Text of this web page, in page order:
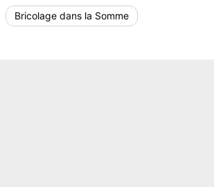
Bricolage dans la Somme